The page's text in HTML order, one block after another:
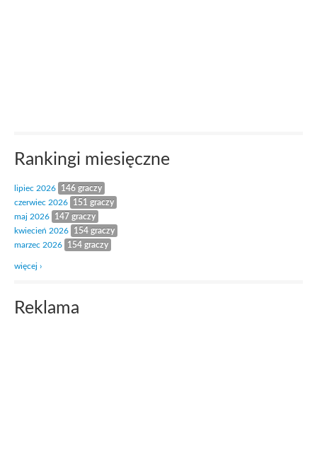
Rankingi miesięczne
lipiec 2026
146 graczy
czerwiec 2026
151 graczy
maj 2026
147 graczy
kwiecień 2026
154 graczy
marzec 2026
154 graczy
więcej ›
Reklama